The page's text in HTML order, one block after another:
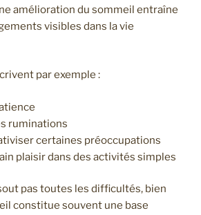
amélioration du sommeil entraîne
visibles dans la vie
par exemple :
ruminations
certaines préoccupations
plaisir dans des activités simples
pas toutes les difficultés, bien
constitue souvent une base